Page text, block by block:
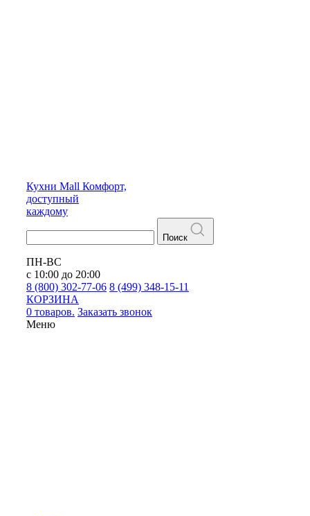
Кухни Mall Комфорт,
доступный
каждому
Поиск
ПН-ВС
с 10:00 до 20:00
8 (800) 302-77-06 8 (499) 348-15-11
КОРЗИНА
0 товаров. Заказать звонок
Меню